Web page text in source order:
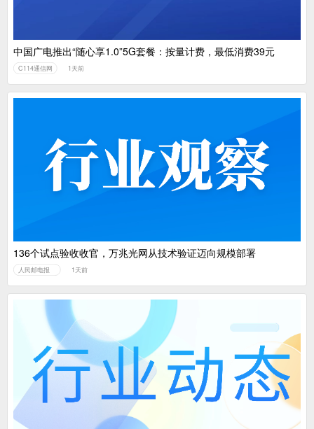
中国广电推出“随心享1.0”5G套餐：按量计费，最低消费39元
C114通信网 1天前
136个试点验收收官，万兆光网从技术验证迈向规模部署
人民邮电报 1天前